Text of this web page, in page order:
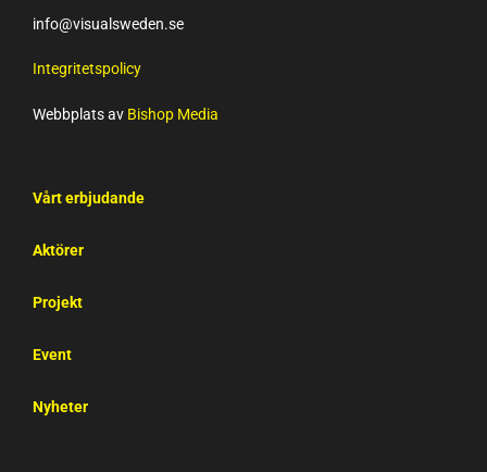
info@visualsweden.se
Integritetspolicy
Webbplats av Bishop Media
Vårt erbjudande
Aktörer
Projekt
Event
Nyheter